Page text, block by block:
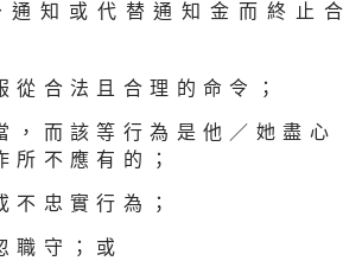
通知或代替通知金而終止合
從合法且合理的命令；
，而該等行為是他／她盡心
所不應有的；
不忠實行為；
職守；或